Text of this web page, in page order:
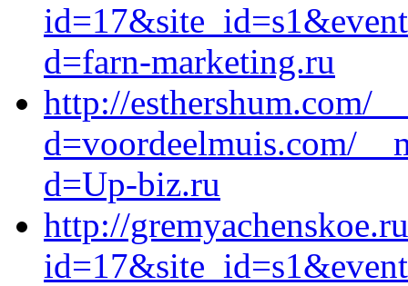
d=farn-marketing.ru
http://esthershum.com/
d=voordeelmuis.com/
d=Up-biz.ru
http://